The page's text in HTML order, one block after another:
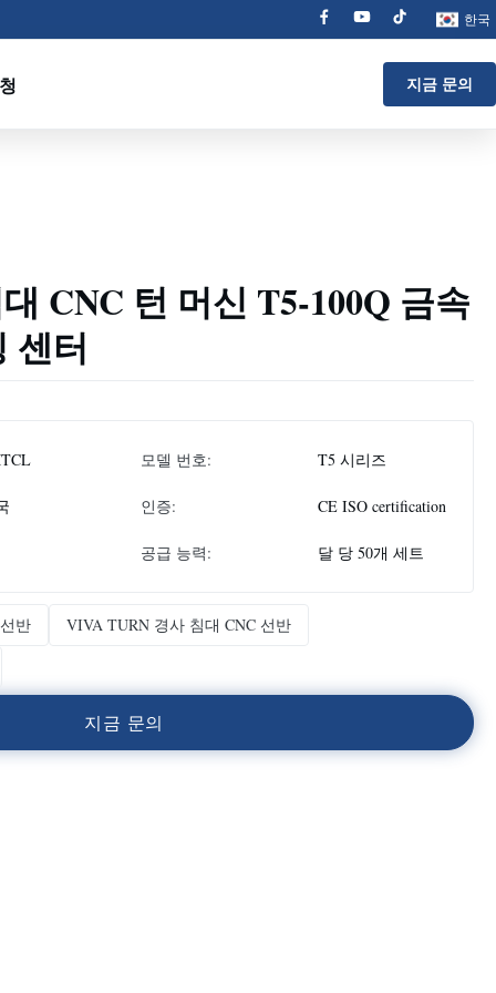
한국
지금 문의
CNC 턴 머신 T5-100Q 금속
센터
모델 번호: T5 시리즈
인증: CE ISO certification
공급 능력: 달 당 50개 세트
반 VIVA TURN 경사 침대 CNC 선반
지금 문의